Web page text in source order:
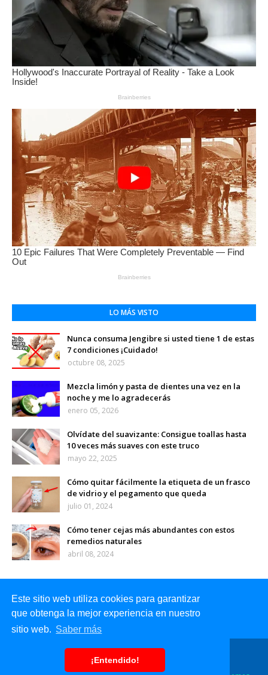
Este sitio web utiliza cookies para garantizar
que obtenga la mejor experiencia en nuestro
sitio web. Saber más
¡Entendido!
LO MÁS VISTO
Nunca consuma Jengibre si usted tiene 1 de estas
7 condiciones ¡Cuidado!
octubre 08, 2025
Mezcla limón y pasta de dientes una vez en la
noche y me lo agradecerás
enero 05, 2026
Olvídate del suavizante: Consigue toallas hasta
10 veces más suaves con este truco
mayo 22, 2025
Cómo quitar fácilmente la etiqueta de un frasco
de vidrio y el pegamento que queda
julio 01, 2024
Cómo tener cejas más abundantes con estos
remedios naturales
abril 08, 2024
Inicio Sobre mi